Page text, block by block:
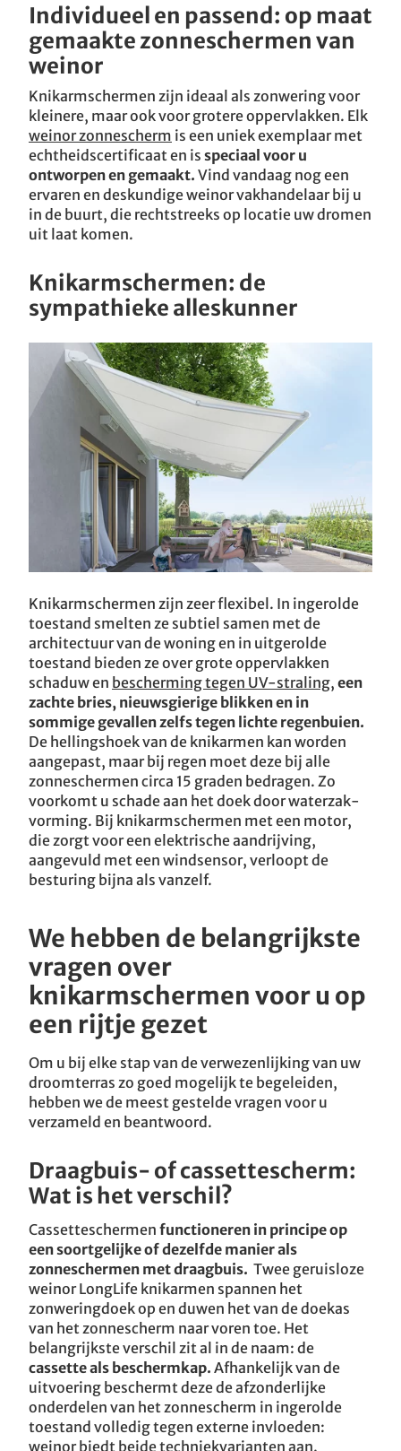
Individueel en passend: op maat
gemaakte zonneschermen van
weinor
Knikarmschermen zijn ideaal als zonwering voor
kleinere, maar ook voor grotere oppervlakken. Elk
weinor zonnescherm is een uniek exemplaar met
echtheidscertificaat en is speciaal voor u
ontworpen en gemaakt. Vind vandaag nog een
ervaren en deskundige weinor vakhandelaar bij u
in de buurt, die rechtstreeks op locatie uw dromen
uit laat komen.
Knikarmschermen: de
sympathieke alleskunner
Knikarmschermen zijn zeer flexibel. In ingerolde
toestand smelten ze subtiel samen met de
architectuur van de woning en in uitgerolde
toestand bieden ze over grote oppervlakken
schaduw en bescherming tegen UV-straling, een
zachte bries, nieuwsgierige blikken en in
sommige gevallen zelfs tegen lichte regenbuien.
De hellingshoek van de knikarmen kan worden
aangepast, maar bij regen moet deze bij alle
zonneschermen circa 15 graden bedragen. Zo
voorkomt u schade aan het doek door waterzak-
vorming. Bij knikarmschermen met een motor,
die zorgt voor een elektrische aandrijving,
aangevuld met een windsensor, verloopt de
besturing bijna als vanzelf.
We hebben de belangrijkste
vragen over
knikarmschermen voor u op
een rijtje gezet
Om u bij elke stap van de verwezenlijking van uw
droomterras zo goed mogelijk te begeleiden,
hebben we de meest gestelde vragen voor u
verzameld en beantwoord.
Draagbuis- of cassettescherm:
Wat is het verschil?
Cassetteschermen functioneren in principe op
een soortgelijke of dezelfde manier als
zonneschermen met draagbuis. Twee geruisloze
weinor LongLife knikarmen spannen het
zonweringdoek op en duwen het van de doekas
van het zonnescherm naar voren toe. Het
belangrijkste verschil zit al in de naam: de
cassette als beschermkap. Afhankelijk van de
uitvoering beschermt deze de afzonderlijke
onderdelen van het zonnescherm in ingerolde
toestand volledig tegen externe invloeden:
weinor biedt beide techniekvarianten aan.